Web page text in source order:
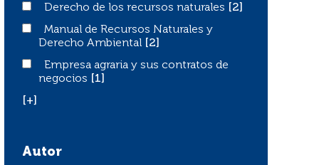
Derecho de los recursos naturales
Derecho de los recursos naturales
[2]
Manual de Recursos Naturales y Derecho Ambiental
Manual de Recursos Naturales y
Derecho Ambiental
[2]
Empresa agraria y sus contratos de negocios
Empresa agraria y sus contratos de
negocios
[1]
[+]
Autor